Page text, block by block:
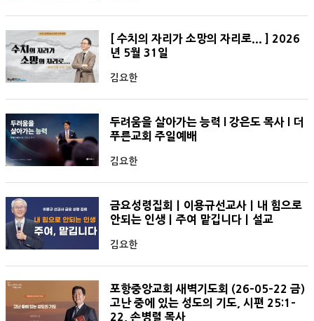
[ 수치의 자리가 소망의 자리로... ] 2026
년 5월 31일
김요한
두려움을 살아가는 능력 l 강은도 목사 l 더
푸른교회 주일예배
김요한
금요성령집회ㅣ이용규선교사ㅣ내 힘으로
안되는 인생ㅣ주여 맡깁니다ㅣ설교
김요한
포항중앙교회 새벽기도회 (26-05-22 금)
고난 중에 있는 성도의 기도, 시편 25:1-
22, 손병렬 목사